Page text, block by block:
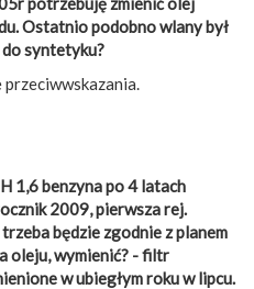
Ostatnio podobno wlany był
syntetyku?
1,6 benzyna po 4 latach
2009, pierwsza rej.
będzie zgodnie z planem
oleju, wymienić? - filtr
w ubiegłym roku w lipcu.